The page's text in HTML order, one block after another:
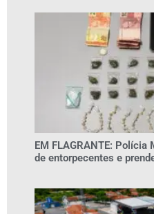
EM FLAGRANTE:
de entorpecentes e